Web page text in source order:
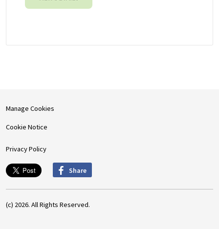
Manage Cookies
Cookie Notice
Privacy Policy
Share
(c) 2026. All Rights Reserved.